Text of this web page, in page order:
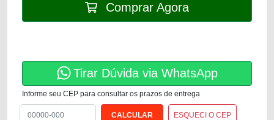
Comprar Agora
Tirar Dúvida via WhatsApp
Informe seu CEP para consultar os prazos de entrega
ESQUECI O CEP